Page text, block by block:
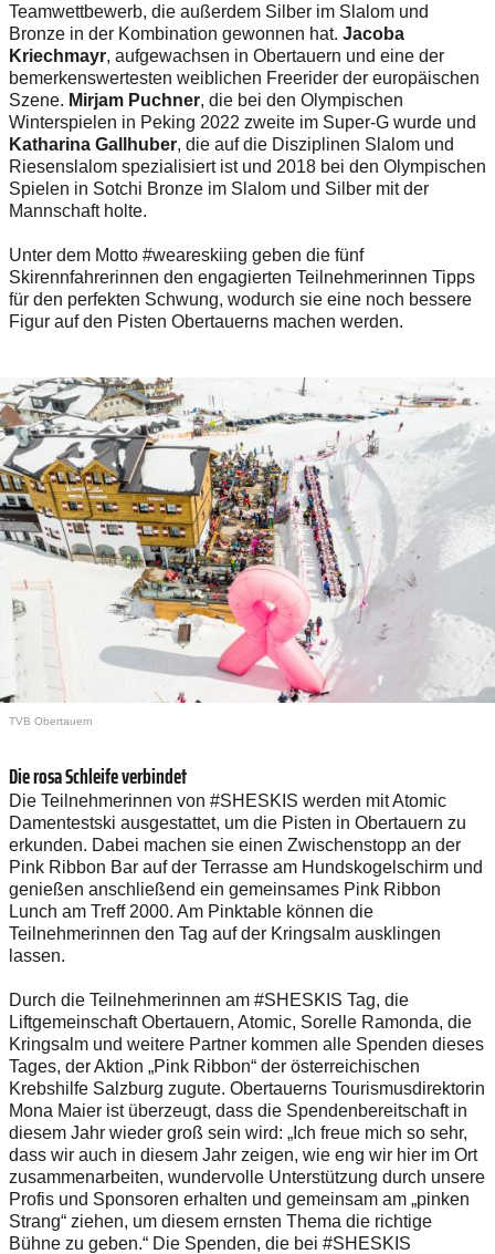
Teamwettbewerb, die außerdem Silber im Slalom und
Bronze in der Kombination gewonnen hat. Jacoba
Kriechmayr, aufgewachsen in Obertauern und eine der
bemerkenswertesten weiblichen Freerider der europäischen
Szene. Mirjam Puchner, die bei den Olympischen
Winterspielen in Peking 2022 zweite im Super-G wurde und
Katharina Gallhuber, die auf die Disziplinen Slalom und
Riesenslalom spezialisiert ist und 2018 bei den Olympischen
Spielen in Sotchi Bronze im Slalom und Silber mit der
Mannschaft holte.
Unter dem Motto #weareskiing geben die fünf
Skirennfahrerinnen den engagierten Teilnehmerinnen Tipps
für den perfekten Schwung, wodurch sie eine noch bessere
Figur auf den Pisten Obertauerns machen werden.
TVB Obertauern
Die rosa Schleife verbindet
Die Teilnehmerinnen von #SHESKIS werden mit Atomic
Damentestski ausgestattet, um die Pisten in Obertauern zu
erkunden. Dabei machen sie einen Zwischenstopp an der
Pink Ribbon Bar auf der Terrasse am Hundskogelschirm und
genießen anschließend ein gemeinsames Pink Ribbon
Lunch am Treff 2000. Am Pinktable können die
Teilnehmerinnen den Tag auf der Kringsalm ausklingen
lassen.
Durch die Teilnehmerinnen am #SHESKIS Tag, die
Liftgemeinschaft Obertauern, Atomic, Sorelle Ramonda, die
Kringsalm und weitere Partner kommen alle Spenden dieses
Tages, der Aktion „Pink Ribbon“ der österreichischen
Krebshilfe Salzburg zugute. Obertauerns Tourismusdirektorin
Mona Maier ist überzeugt, dass die Spendenbereitschaft in
diesem Jahr wieder groß sein wird: „Ich freue mich so sehr,
dass wir auch in diesem Jahr zeigen, wie eng wir hier im Ort
zusammenarbeiten, wundervolle Unterstützung durch unsere
Profis und Sponsoren erhalten und gemeinsam am „pinken
Strang“ ziehen, um diesem ernsten Thema die richtige
Bühne zu geben.“ Die Spenden, die bei #SHESKIS